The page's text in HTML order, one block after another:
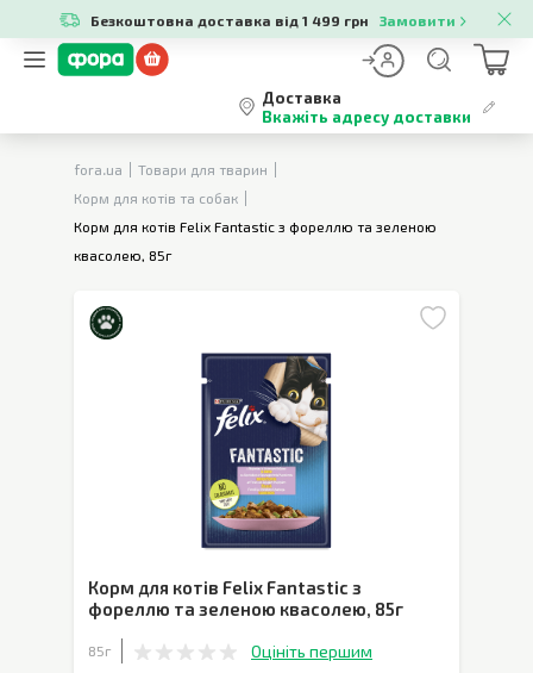
Безкоштовна доставка від 1 499 грн Замовити
Доставка
Вкажіть адресу доставки
fora.ua
Товари для тварин
Корм для котів та собак
Корм для котів Felix Fantastic з фореллю та зеленою
квасолею, 85г
Корм для котів Felix Fantastic з
фореллю та зеленою квасолею, 85г
85г Оцініть першим